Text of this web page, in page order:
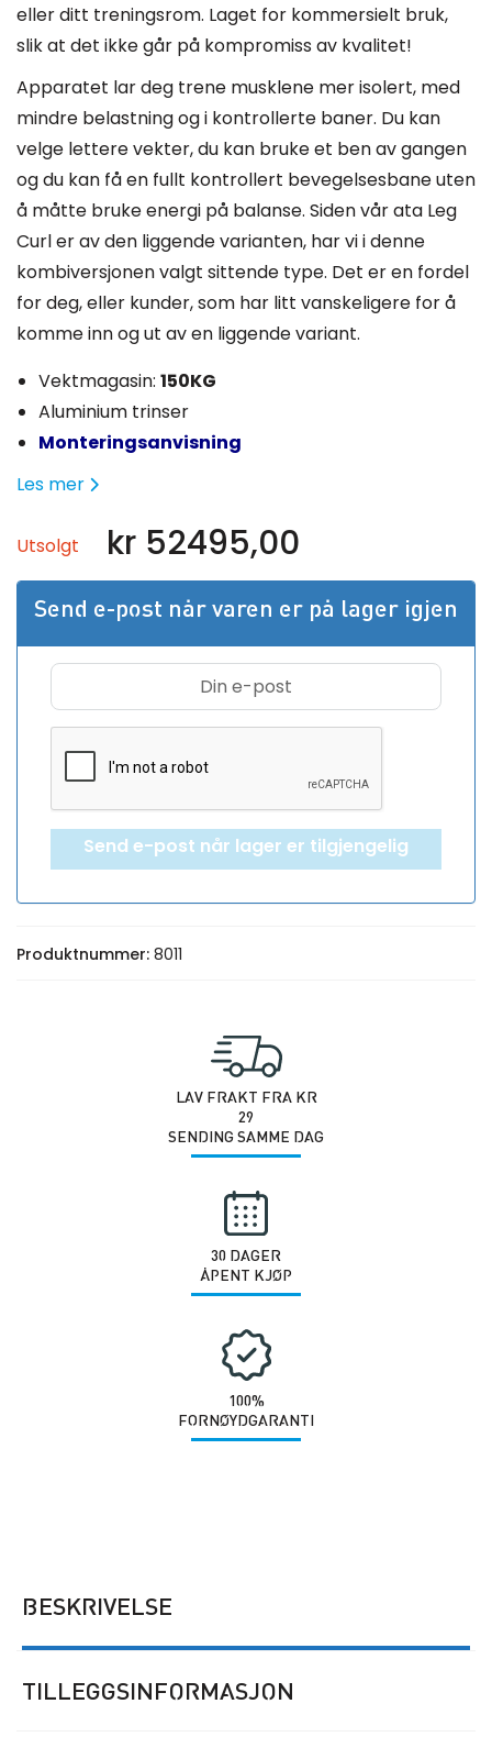
eller ditt treningsrom. Laget for kommersielt bruk,
slik at det ikke går på kompromiss av kvalitet!
Apparatet lar deg trene musklene mer isolert, med
mindre belastning og i kontrollerte baner. Du kan
velge lettere vekter, du kan bruke et ben av gangen
og du kan få en fullt kontrollert bevegelsesbane uten
å måtte bruke energi på balanse. Siden vår ata Leg
Curl er av den liggende varianten, har vi i denne
kombiversjonen valgt sittende type. Det er en fordel
for deg, eller kunder, som har litt vanskeligere for å
komme inn og ut av en liggende variant.
Vektmagasin: 150KG
Aluminium trinser
Monteringsanvisning
Les mer
Utsolgt kr 52495,00
Send e-post når varen er på lager igjen
Send e-post når lager er tilgjengelig
Produktnummer: 8011
LAV FRAKT FRA KR
29
SENDING SAMME DAG
30 DAGER
ÅPENT KJØP
100%
FORNØYDGARANTI
BESKRIVELSE
TILLEGGSINFORMASJON